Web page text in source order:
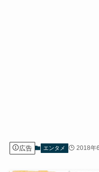
広告 エンタメ 2018年